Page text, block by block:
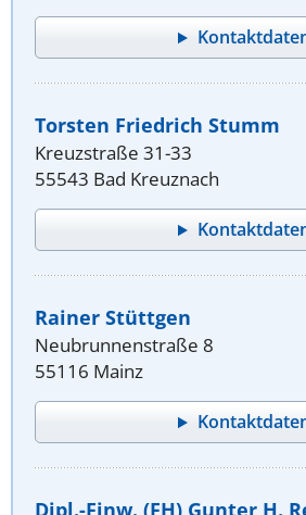
Torsten Friedrich Stumm
Kreuzstraße 31-33
55543 Bad Kreuznach
Rainer Stüttgen
Neubrunnenstraße 8
55116 Mainz
Dipl.-Finw. (FH) Gunter H.